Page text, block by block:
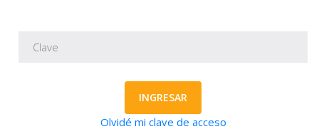
INGRESAR
Olvidé mi clave de acceso